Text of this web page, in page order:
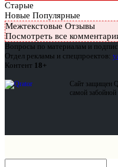
Старые
Новые Популярные
Межтекстовые Отзывы
Посмотреть все
Вопросы по материалам и
Отдел рекламы и спецпроектов:
Контент 18+
Сайт защищен
самой